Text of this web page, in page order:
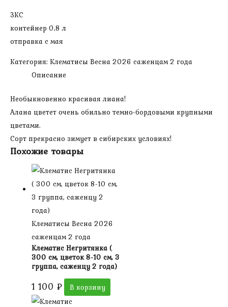
ЗКС
контейнер 0,8 л
отправка с мая
Категория: Клематисы Весна 2026 саженцам 2 года
Описание
Необыкновенно красивая лиана!
Алана цветет очень обильно темно-бордовыми крупными
цветами.
Сорт прекрасно зимует в сибирских условиях!
Похожие товары
Клематисы Весна 2026
саженцам 2 года
Клематис Негритянка (
300 см, цветок 8-10 см, 3
группа, саженцу 2 года)
1 100 ₽ В корзину